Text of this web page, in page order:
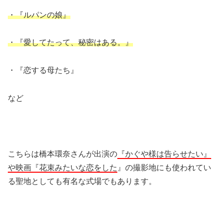
・『ルパンの娘』
・『愛してたって、秘密はある。』
・『恋する母たち』
など
こちらは橋本環奈さんが出演の 『‎かぐや様は告らせたい』
や映画『花束みたいな恋をした 』の撮影地にも使われてい
る聖地としても有名な式場でもあります。